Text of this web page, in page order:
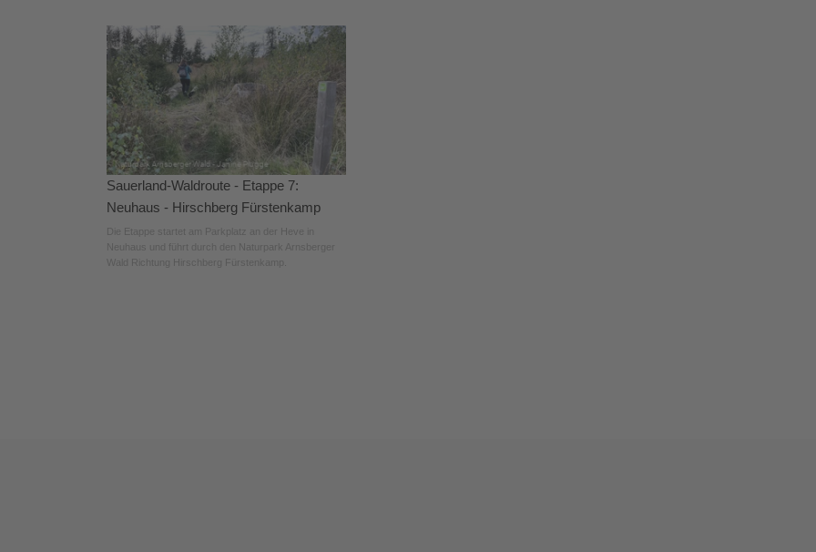
Sauerland-Waldroute - Etappe 7:
Neuhaus - Hirschberg Fürstenkamp
Die Etappe startet am Parkplatz an der Heve in
Neuhaus und führt durch den Naturpark Arnsberger
Wald Richtung Hirschberg Fürstenkamp.